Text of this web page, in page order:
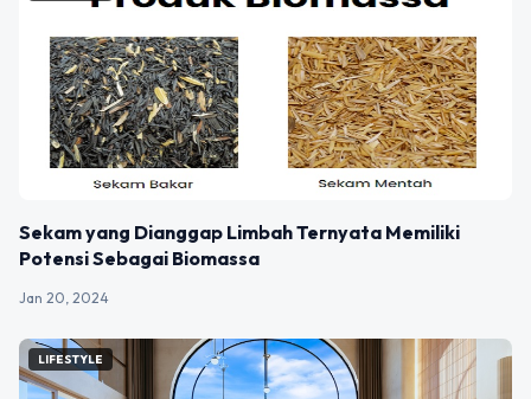
Sekam yang Dianggap Limbah Ternyata Memiliki
Potensi Sebagai Biomassa
Jan 20, 2024
LIFESTYLE